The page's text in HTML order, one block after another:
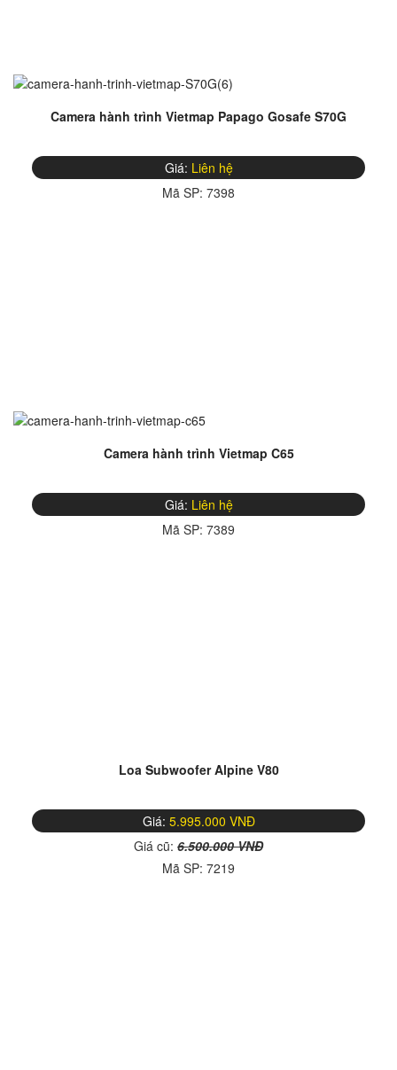
Camera hành trình Vietmap Papago Gosafe S70G
Giá: Liên hệ
Mã SP: 7398
Camera hành trình Vietmap C65
Giá: Liên hệ
Mã SP: 7389
Loa Subwoofer Alpine V80
Giá: 5.995.000 VNĐ
Giá cũ: 6.500.000 VNĐ
Mã SP: 7219